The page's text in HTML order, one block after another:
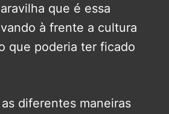
que é essa
à frente a cultura
que poderia ter ficado
diferentes maneiras